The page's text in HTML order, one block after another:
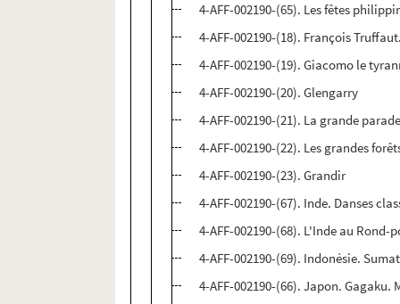
4-AFF-002190-(65). Les fêtes
4-AFF-002190-(18). François
4-AFF-002190-(19). Giacomo le
4-AFF-002190-(20). Glengarry
4-AFF-002190-(21). La grande
4-AFF-002190-(22). Les grandes
4-AFF-002190-(23). Grandir
4-AFF-002190-(67). Inde. Danses
4-AFF-002190-(68). L'Inde au
4-AFF-002190-(69). Indonésie.
4-AFF-002190-(66). Japon.